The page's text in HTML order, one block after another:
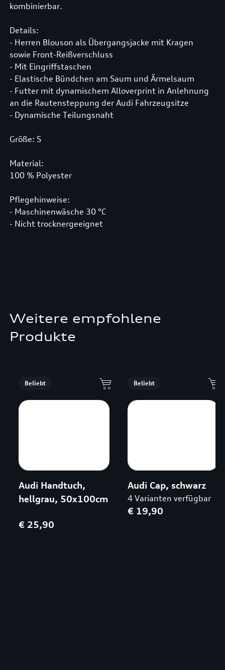
kombinierbar.
Details:
- Herren Blouson als Übergangsjacke mit Kragen
sowie Front-Reißverschluss
- Mit Eingriffstaschen
- Elastische Bündchen am Saum und Ärmelsaum
- Futter mit dynamischem Alloverprint in Anlehnung
an die Rautensteppung der Audi Fahrzeugsitze
- Dynamische Teilungsnaht
Größe: S
Material:
100 % Polyester
Pflegehinweise:
- Maschinenwäsche 30 °C
- Nicht trocknergeeignet
Weitere empfohlene
Produkte
Beliebt
Audi Handtuch,
hellgrau, 50x100cm
€ 25,90
Beliebt
Audi Cap, schwarz
4 Varianten verfügbar
€ 19,90